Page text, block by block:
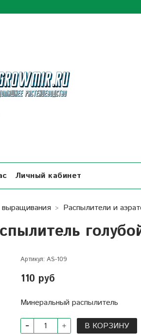
Личный кабинет
Распылители и
Артикул: AS-109
110 руб
Минеральный распылитель
В КОРЗИНУ